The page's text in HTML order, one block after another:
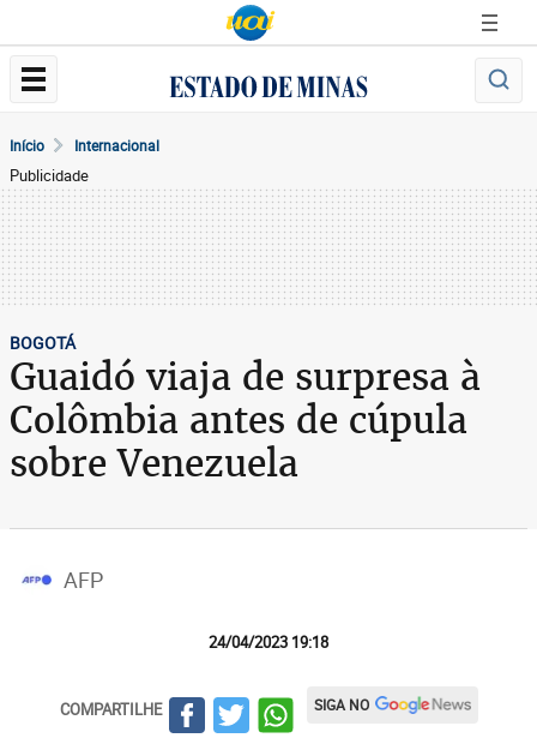
Início Internacional
Publicidade
BOGOTÁ
Guaidó viaja de surpresa à
Colômbia antes de cúpula
sobre Venezuela
AFP
24/04/2023 19:18
COMPARTILHE SIGA NO